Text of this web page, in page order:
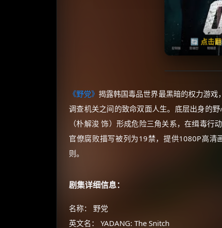
🔄 点击
天天领红包
《野党》揭露韩国毒品世界最黑暗的权力游戏
调查机关之间的致命双面人生。底层出身的
（朴解浚 饰）形成危险三角关系，在缉毒
官僚腐败描写被列为19禁，提供1080P高清
则。
剧集详细信息：
名称： 野党
英文名： YADANG: The Snitch